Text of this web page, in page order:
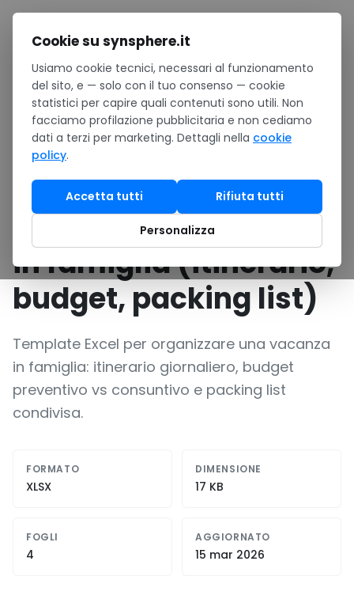
Salta al contenuto
Home / Risorse Download /
Template Excel: organizzare vacanze in famiglia (itinerario,
budget, packing list)
TEMPLATE EXCEL
Template Excel:
organizzare vacanze
in famiglia (itinerario,
budget, packing list)
Template Excel per organizzare una vacanza
in famiglia: itinerario giornaliero, budget
preventivo vs consuntivo e packing list
condivisa.
FORMATO
XLSX
DIMENSIONE
17 KB
FOGLI
4
AGGIORNATO
15 mar 2026
Cookie su synsphere.it
Usiamo cookie tecnici, necessari al funzionamento
del sito, e — solo con il tuo consenso — cookie
statistici per capire quali contenuti sono utili. Non
facciamo profilazione pubblicitaria e non cediamo
dati a terzi per marketing. Dettagli nella cookie
policy.
Accetta tutti Rifiuta tutti
Personalizza